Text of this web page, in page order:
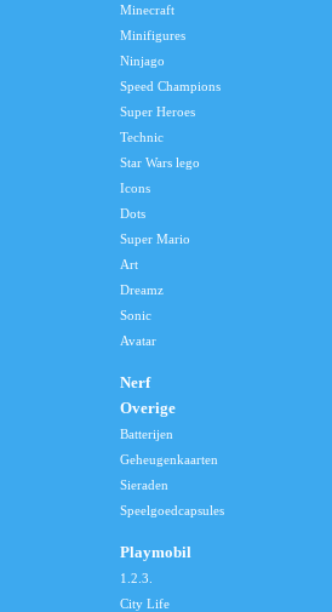
Minecraft
Minifigures
Ninjago
Speed Champions
Super Heroes
Technic
Star Wars lego
Icons
Dots
Super Mario
Art
Dreamz
Sonic
Avatar
Nerf
Overige
Batterijen
Geheugenkaarten
Sieraden
Speelgoedcapsules
Playmobil
1.2.3.
City Life